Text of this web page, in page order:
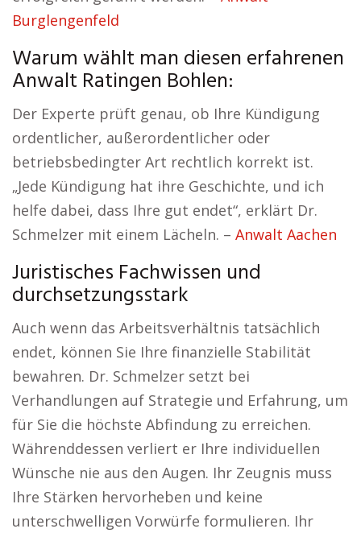
Burglengenfeld
Warum wählt man diesen erfahrenen
Anwalt Ratingen Bohlen:
Der Experte prüft genau, ob Ihre Kündigung
ordentlicher, außerordentlicher oder
betriebsbedingter Art rechtlich korrekt ist.
„Jede Kündigung hat ihre Geschichte, und ich
helfe dabei, dass Ihre gut endet“, erklärt Dr.
Schmelzer mit einem Lächeln. – Anwalt Aachen
Juristisches Fachwissen und
durchsetzungsstark
Auch wenn das Arbeitsverhältnis tatsächlich
endet, können Sie Ihre finanzielle Stabilität
bewahren. Dr. Schmelzer setzt bei
Verhandlungen auf Strategie und Erfahrung, um
für Sie die höchste Abfindung zu erreichen.
Währenddessen verliert er Ihre individuellen
Wünsche nie aus den Augen. Ihr Zeugnis muss
Ihre Stärken hervorheben und keine
unterschwelligen Vorwürfe formulieren. Ihr